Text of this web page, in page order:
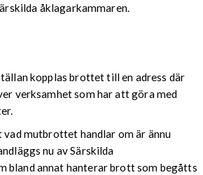
åklagarkammaren.
kopplas brottet till en adress där
verksamhet som har att göra med
mutbrottet handlar om är ännu
nu av Särskilda
bland annat hanterar brott som begåtts